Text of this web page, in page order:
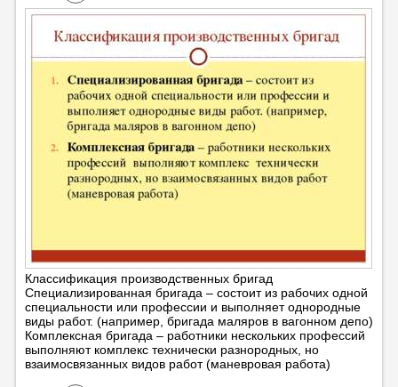
Классификация производственных бригад
Специализированная бригада – состоит из рабочих одной
специальности или профессии и выполняет однородные
виды работ. (например, бригада маляров в вагонном депо)
Комплексная бригада – работники нескольких профессий
выполняют комплекс технически разнородных, но
взаимосвязанных видов работ (маневровая работа)